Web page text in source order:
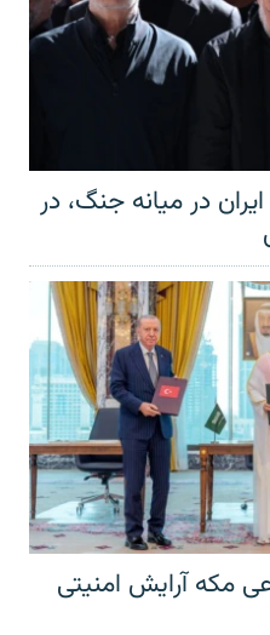
در میانه جنگ، در
مکه آرایش امنیتی